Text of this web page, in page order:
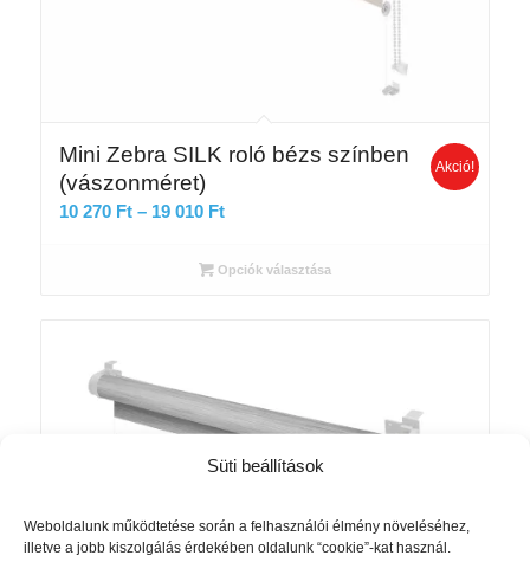
Süti beállítások
Weboldalunk működtetése során a felhasználói élmény növeléséhez,
illetve a jobb kiszolgálás érdekében oldalunk “cookie”-kat használ.
Mini Zebra SILK roló bézs színben
(vászonméret)
10 270 Ft – 19 010 FtÁrtartomány:
270 Ft
Akció!
Opciók választása